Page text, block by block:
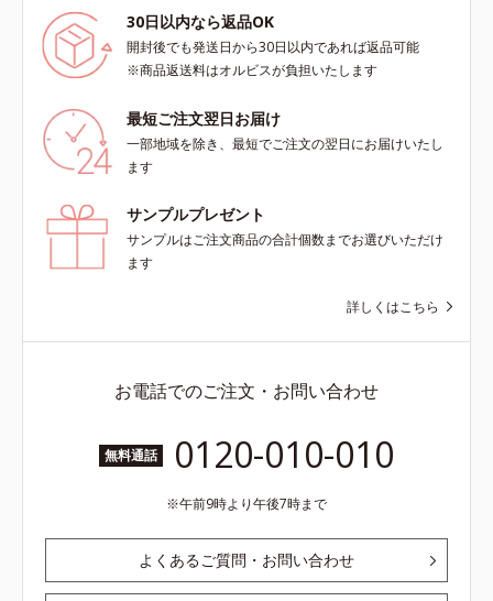
スが提案します。*1 肌の乾燥、キ
メの乱れ*2 2019年9月実施 グルー
プインタビューより抜粋（N＝20代
後半：4人、40代前半：1人）*3 肌
の乾燥によるくすみ、キメの乱れを
ケアする植物性保湿成分＝ビルベリ
レンシ葉エキス*5 乾燥による肌の
くすみをケアする保湿成分＝グルコ
シルヘスペリジン*6 肌にうるおい
とハリを与える植物性保湿成分＝ゲ
30日以内なら返品OK
開封後でも発送日から30日以内であれば返品可能
※商品返送料はオルビスが負担いたします
最短ご注文翌日お届け
一部地域を除き、最短でご注文の翌日にお届けいたし
ます
サンプルプレゼント
サンプルはご注文商品の合計個数までお選びいただけ
ます
詳しくはこちら
お電話でのご注文・お問い合わせ
無料通話 0120-010-010
午前9時より午後7時まで
よくあるご質問・お問い合わせ